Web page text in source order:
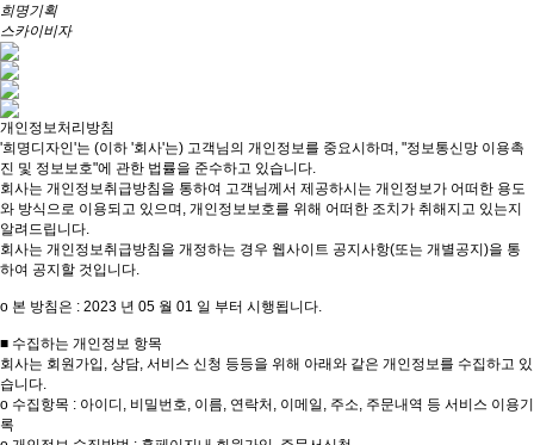
희명기획
스카이비자
개인정보처리방침
'희명디자인'는 (이하 '회사'는) 고객님의 개인정보를 중요시하며, "정보통신망 이용촉
진 및 정보보호"에 관한 법률을 준수하고 있습니다.
회사는 개인정보취급방침을 통하여 고객님께서 제공하시는 개인정보가 어떠한 용도
와 방식으로 이용되고 있으며, 개인정보보호를 위해 어떠한 조치가 취해지고 있는지
알려드립니다.
회사는 개인정보취급방침을 개정하는 경우 웹사이트 공지사항(또는 개별공지)을 통
하여 공지할 것입니다.
ο 본 방침은 : 2023 년 05 월 01 일 부터 시행됩니다.
■ 수집하는 개인정보 항목
회사는 회원가입, 상담, 서비스 신청 등등을 위해 아래와 같은 개인정보를 수집하고 있
습니다.
ο 수집항목 : 아이디, 비밀번호, 이름, 연락처, 이메일, 주소, 주문내역 등 서비스 이용기
록